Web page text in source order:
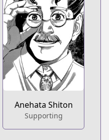
Anehata Shiton
Supporting